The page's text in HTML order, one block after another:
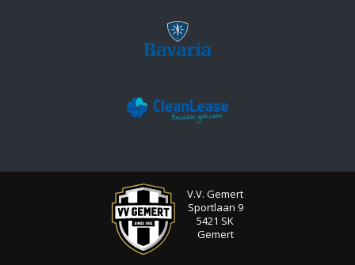
V.V. Gemert
Sportlaan 9
5421 SK
Gemert